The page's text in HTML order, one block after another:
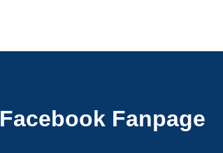
Facebook Fanpage